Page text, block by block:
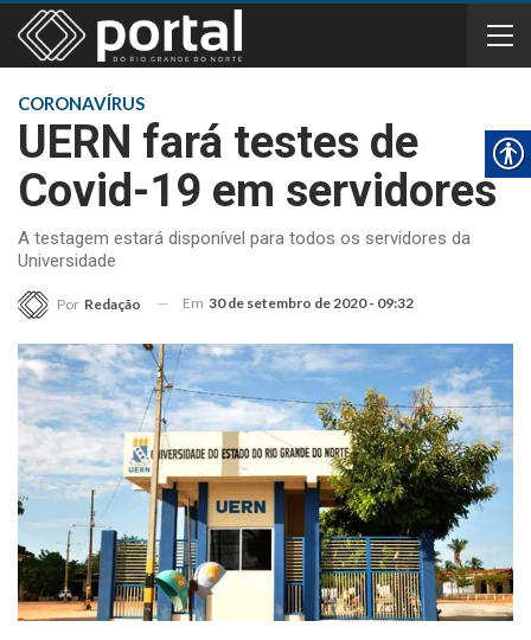
CORONAVÍRUS
UERN fará testes de
Covid-19 em servidores
A testagem estará disponível para todos os servidores da
Universidade
Por Redação Em 30 de setembro de 2020 - 09:32